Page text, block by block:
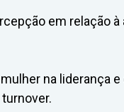
em relação à
na liderança